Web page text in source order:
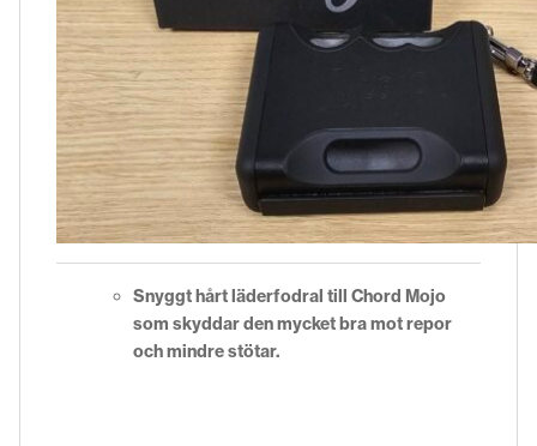
Snyggt hårt läderfodral till Chord Mojo
som skyddar den mycket bra mot repor
och mindre stötar.